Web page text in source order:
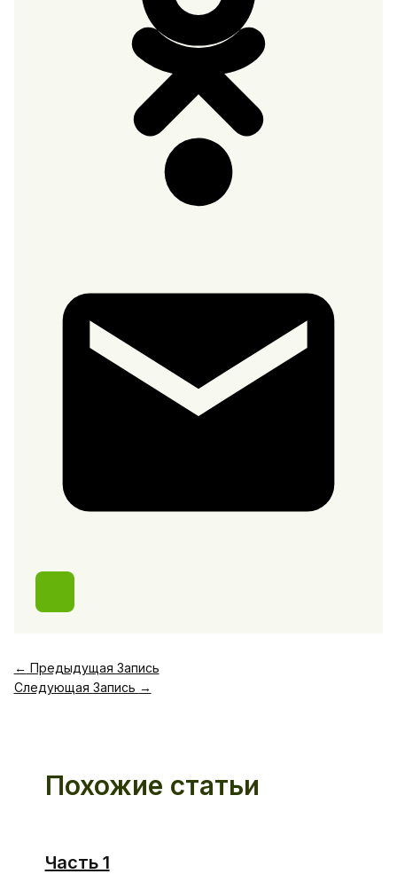
← Предыдущая Запись
Следующая Запись →
Похожие статьи
Часть 1